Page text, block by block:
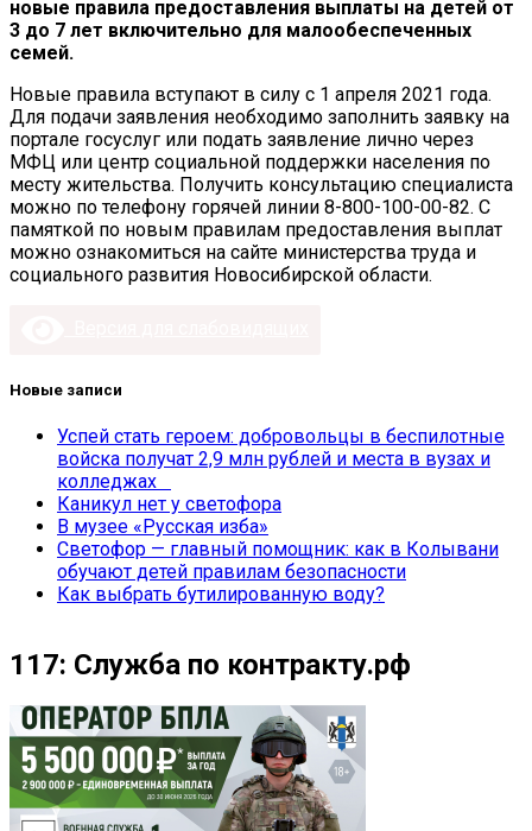
новые правила предоставления выплаты на детей от
3 до 7 лет включительно для малообеспеченных
семей.
Новые правила вступают в силу с 1 апреля 2021 года.
Для подачи заявления необходимо заполнить заявку на
портале госуслуг или подать заявление лично через
МФЦ или центр социальной поддержки населения по
месту жительства. Получить консультацию специалиста
можно по телефону горячей линии 8-800-100-00-82. С
памяткой по новым правилам предоставления выплат
можно ознакомиться на сайте министерства труда и
социального развития Новосибирской области.
Новые записи
Успей стать героем: добровольцы в беспилотные
войска получат 2,9 млн рублей и места в вузах и
колледжах
Каникул нет у светофора
В музее «Русская изба»
Светофор — главный помощник: как в Колывани
обучают детей правилам безопасности
Как выбрать бутилированную воду?
117: Служба по контракту.рф